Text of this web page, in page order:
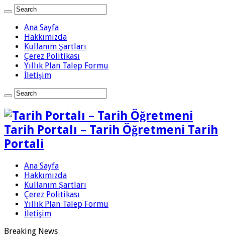
Ana Sayfa
Hakkımızda
Kullanım Şartları
Çerez Politikası
Yıllık Plan Talep Formu
İletişim
Tarih Portalı – Tarih Öğretmeni Tarih
Portali
Ana Sayfa
Hakkımızda
Kullanım Şartları
Çerez Politikası
Yıllık Plan Talep Formu
İletişim
Breaking News